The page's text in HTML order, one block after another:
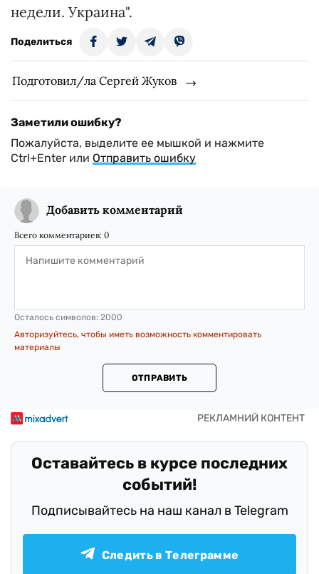
недели. Украина".
Поделиться
Подготовил/ла Сергей Жуков
Заметили ошибку?
Пожалуйста, выделите ее мышкой и нажмите
Ctrl+Enter или Отправить ошибку
Добавить комментарий
Всего комментариев: 0
Осталось символов: 2000
Авторизуйтесь, чтобы иметь возможность комментировать
материалы
ОТПРАВИТЬ
Оставайтесь в курсе последних
событий!
Подписывайтесь на наш канал в Telegram
Следить в Телеграмме